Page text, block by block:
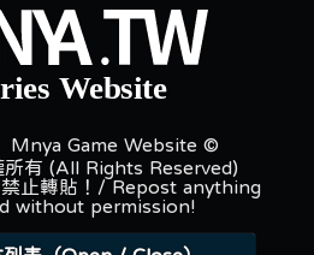
Mnya Game Website ©
有 (All Rights Reserved)
禁止轉貼！/ Repost anything
without permission!